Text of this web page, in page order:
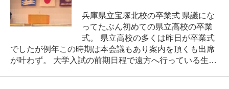
兵庫県立宝塚北校の卒業式 県議にな
ってたぶん初めての県立高校の卒業
式。 県立高校の多くは昨日が卒業式
でしたが例年この時期は本会議もあり案内を頂くも出席
が叶わず。 大学入試の前期日程で遠方へ行っている生…